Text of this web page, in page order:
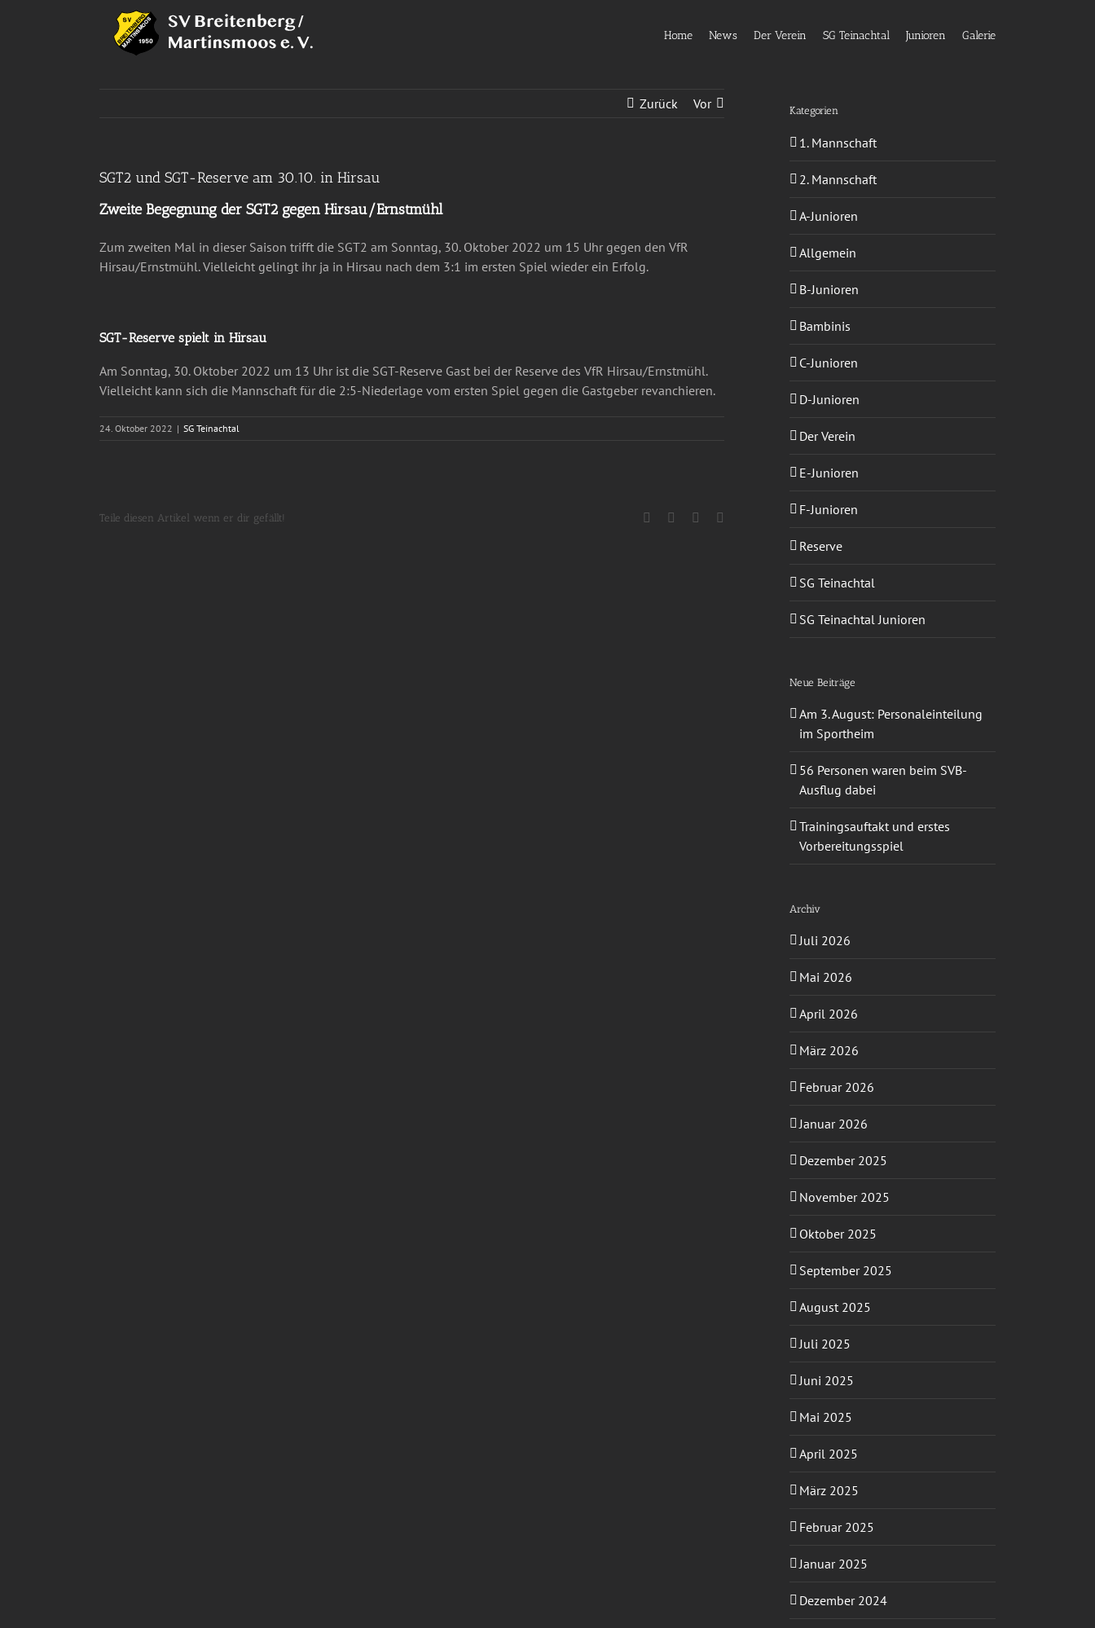
Home News Der Verein SG Teinachtal Junioren Galerie
Zurück Vor
SGT2 und SGT-Reserve am 30.10. in Hirsau
Zweite Begegnung der SGT2 gegen Hirsau/Ernstmühl
Zum zweiten Mal in dieser Saison trifft die SGT2 am Sonntag, 30. Oktober 2022 um 15 Uhr gegen den VfR
Hirsau/Ernstmühl. Vielleicht gelingt ihr ja in Hirsau nach dem 3:1 im ersten Spiel wieder ein Erfolg.
SGT-Reserve spielt in Hirsau
Am Sonntag, 30. Oktober 2022 um 13 Uhr ist die SGT-Reserve Gast bei der Reserve des VfR Hirsau/Ernstmühl.
Vielleicht kann sich die Mannschaft für die 2:5-Niederlage vom ersten Spiel gegen die Gastgeber revanchieren.
24. Oktober 2022 | SG Teinachtal
Teile diesen Artikel wenn er dir gefällt! Facebook WhatsApp
Kategorien
1. Mannschaft
2. Mannschaft
A-Junioren
Allgemein
B-Junioren
Bambinis
C-Junioren
D-Junioren
Der Verein
E-Junioren
F-Junioren
Reserve
SG Teinachtal
SG Teinachtal Junioren
Neue Beiträge
Am 3. August: Personaleinteilung
im Sportheim
56 Personen waren beim SVB-
Ausflug dabei
Trainingsauftakt und erstes
Vorbereitungsspiel
Archiv
Juli 2026
Mai 2026
April 2026
März 2026
Februar 2026
Januar 2026
Dezember 2025
November 2025
Oktober 2025
September 2025
August 2025
Juli 2025
Juni 2025
Mai 2025
April 2025
März 2025
Februar 2025
Januar 2025
Dezember 2024